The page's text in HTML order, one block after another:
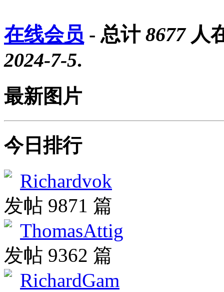
在线会员 - 总计 8677人
2024-7-5.
最新图片
今日排行
Richardvok
发帖 9871 篇
ThomasAttig
发帖 9362 篇
RichardGam